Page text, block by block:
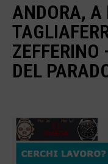
ANDORA, A
DEL